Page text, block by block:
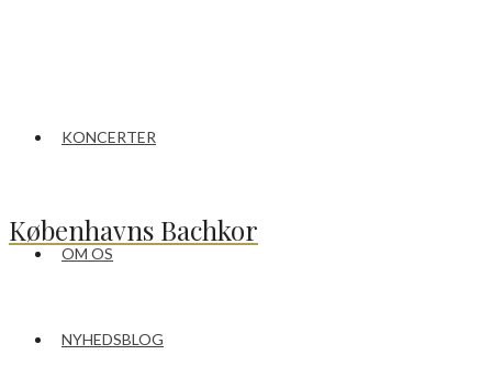
KONCERTER
OM OS
Københavns Bachkor
NYHEDSBLOG